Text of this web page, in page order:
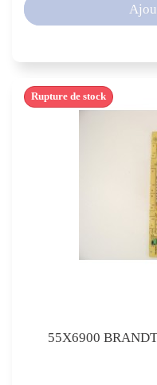
55X6900
Rupture de stock